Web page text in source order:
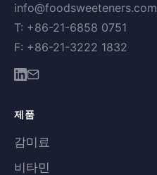
info@foodsweeteners.com
T: +86-21-6858 0751
F: +86-21-3222 1832
제품
감미료
비타민